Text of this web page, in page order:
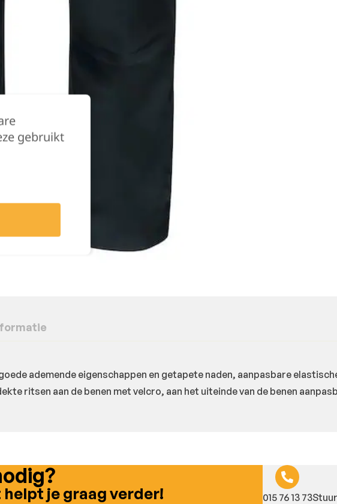
ademende eigenschappen en getapete naden, aanpasbare
ritsen aan de benen met velcro, aan het uiteinde van de benen
je graag verder! 015 76 13 73
gebruikt